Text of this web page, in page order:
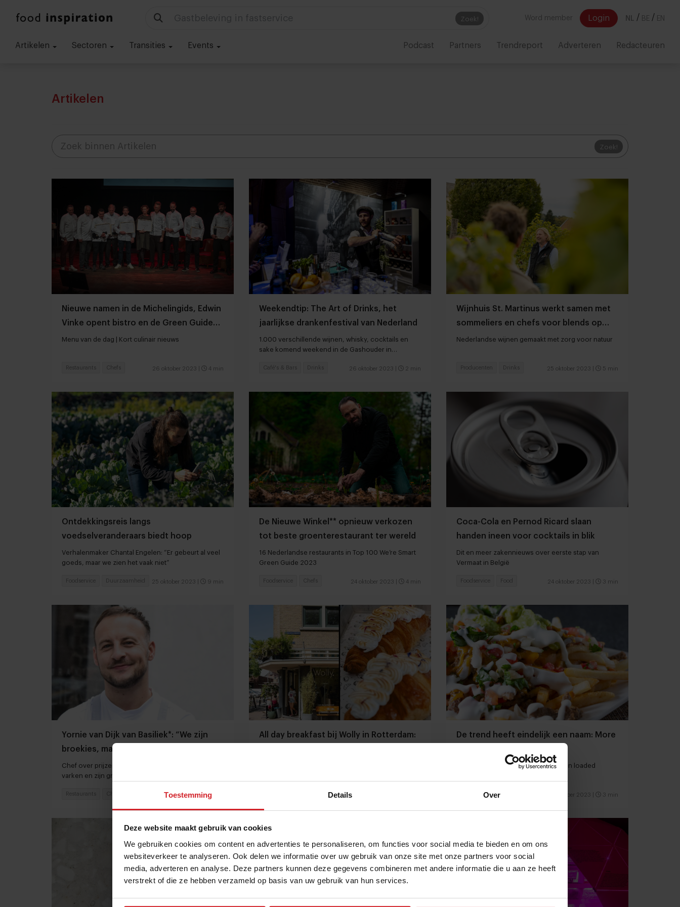
Toestemming Details Over
Deze website maakt gebruik van cookies
We gebruiken cookies om content en advertenties te personaliseren, om functies voor social media te bieden en om ons
websiteverkeer te analyseren. Ook delen we informatie over uw gebruik van onze site met onze partners voor social
media, adverteren en analyse. Deze partners kunnen deze gegevens combineren met andere informatie die u aan ze heeft
verstrekt of die ze hebben verzameld op basis van uw gebruik van hun services.
Zoek!
Gastbeleving in fastservice Word member Login NL / BE / EN
Artikelen Sectoren Transities Events Podcast Partners Trendreport Adverteren Redacteuren
Artikelen
Zoek!
Nieuwe namen in de Michelingids, Edwin
Vinke opent bistro en de Green Guide
uitgereikt
Menu van de dag | Kort culinair nieuws
26 oktober 2023 4 min
Restaurants Chefs
Weekendtip: The Art of Drinks, het
jaarlijkse drankenfestival van Nederland
1.000 verschillende wijnen, whisky, cocktails en
sake komend weekend in de Gashouder in
26 oktober 2023 2 min
Café's & Bars Drinks
Wijnhuis St. Martinus werkt samen met
sommeliers en chefs voor blends op
maat
Nederlandse wijnen gemaakt met zorg voor natuur
25 oktober 2023 5 min
Producenten Drinks
Ontdekkingsreis langs
voedselveranderaars biedt hoop
Verhalenmaker Chantal Engelen: “Er gebeurt al veel
goeds, maar we zien het vaak niet”
25 oktober 2023 9 min
Foodservice Duurzaamheid
De Nieuwe Winkel** opnieuw verkozen
tot beste groenterestaurant ter wereld
16 Nederlandse restaurants in Top 100 We’re Smart
Green Guide 2023
24 oktober 2023 4 min
Foodservice Chefs
Coca-Cola en Pernod Ricard slaan
handen ineen voor cocktails in blik
Dit en meer zakennieuws over eerste stap van
Vermaat in België
24 oktober 2023 3 min
Foodservice Food
Yornie van Dijk van Basiliek*: “We zijn
broekies, maar flikken het wel”
Chef over prijzenregen, het weren van rund en
varken en zijn groei in vega koken
23 oktober 2023| 9 min
Restaurants
All day breakfast bij Wolly in Rotterdam:
23 oktober 2023
De trend heeft eindelijk een naam: More
Bonte interieurs, kleurrijke borden en loaded
22 oktober 2023 3 min
Foodservice